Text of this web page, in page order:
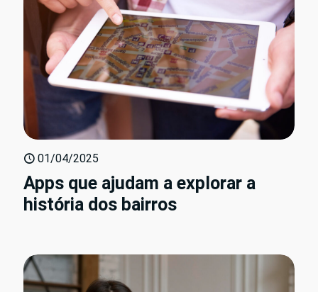
01/04/2025
Apps que ajudam a explorar a
história dos bairros